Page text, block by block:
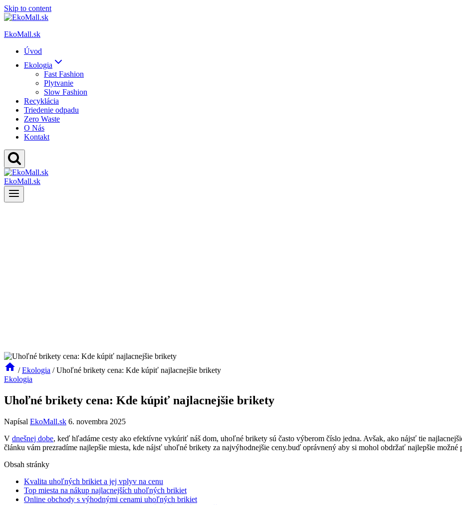
Skip to content
EkoMall.sk
Úvod
Ekologia
Fast Fashion
Plytvanie
Slow Fashion
Recyklácia
Triedenie odpadu
Zero Waste
O Nás
Kontakt
EkoMall.sk
/ Ekologia / Uhoľné brikety cena: Kde kúpiť najlacnejšie brikety
Ekologia
Uhoľné brikety cena: Kde kúpiť najlacnejšie brikety
Napísal EkoMall.sk 6. novembra 2025
V dnešnej dobe, keď hľadáme cesty ako efektívne vykúriť náš dom, uhoľné⁣ brikety⁢ sú‍ často výberom ⁢číslo‍ jedna. Avšak, ako nájsť tie
článku vám prezradíme ‍najlepšie⁣ miesta,​ kde⁤ nájsť uhoľné brikety za ⁤najvýhodnejšie ceny.buď oprávnený ⁢aby si mohol obdržať najlepšie možné
Obsah stránky
Kvalita uhoľných brikiet a jej vplyv‍ na⁣ cenu
Top‍ miesta ​na ⁢nákup najlacnejších uhoľných brikiet
Online⁢ obchody s⁣ výhodnými cenami uhoľných⁢ brikiet